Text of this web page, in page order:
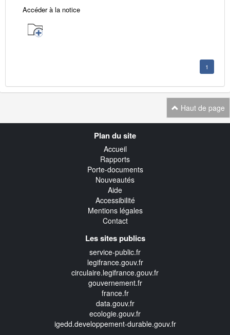
Accéder à la notice
1
Haut de page
Plan du site
Accueil
Rapports
Porte-documents
Nouveautés
Aide
Accessibilité
Mentions légales
Contact
Les sites publics
service-public.fr
legifrance.gouv.fr
circulaire.legifrance.gouv.fr
gouvernement.fr
france.fr
data.gouv.fr
ecologie.gouv.fr
igedd.developpement-durable.gouv.fr